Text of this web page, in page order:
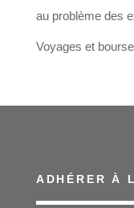
au problème des
Voyages et
ADHÉRER À